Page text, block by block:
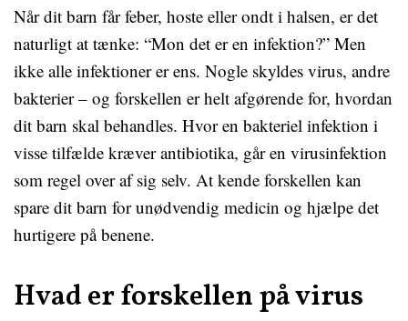
Når dit barn får feber, hoste eller ondt i halsen, er det
naturligt at tænke: “Mon det er en infektion?” Men
ikke alle infektioner er ens. Nogle skyldes virus, andre
bakterier – og forskellen er helt afgørende for, hvordan
dit barn skal behandles. Hvor en bakteriel infektion i
visse tilfælde kræver antibiotika, går en virusinfektion
som regel over af sig selv. At kende forskellen kan
spare dit barn for unødvendig medicin og hjælpe det
hurtigere på benene.
Hvad er forskellen på virus